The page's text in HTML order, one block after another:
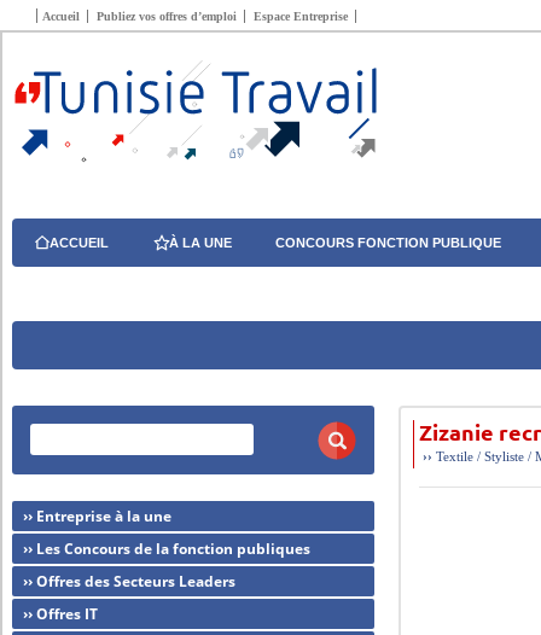
Accueil Publiez vos offres d’emploi Espace Entreprise
ACCUEIL À LA UNE CONCOURS FONCTION PUBLIQUE
Zizanie
››Textile / Styliste /
›› Entreprise à la une
›› Les Concours de la fonction publiques
›› Offres des Secteurs Leaders
›› Offres IT